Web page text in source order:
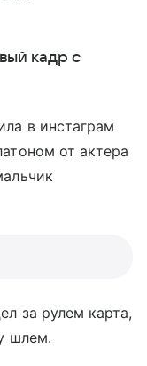
кадр с
в инстаграм
от актера
за рулем карта,
шлем.